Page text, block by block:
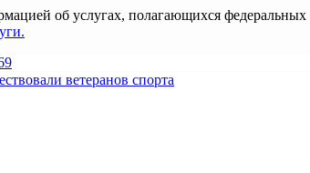
об услугах, полагающихся
.